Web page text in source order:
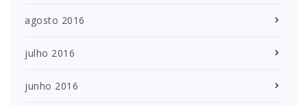
agosto 2016
julho 2016
junho 2016